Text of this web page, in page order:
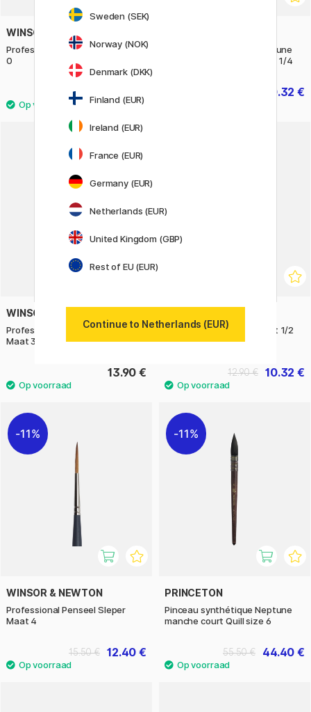
WINSOR & NEWTON
Professional Penseel Rond Maat
0
Pinceau synthétique Neptune
manche court Dagger size 1/4
10.32 €
WINSOR & NEWTON
Professional Penseel Sleper
Maat 3
13.90 €
Cotman Penseel 666 Maat 1/2
10.32 €
12.90 €
11%
WINSOR & NEWTON
Professional Penseel Sleper
Maat 4
12.40 €
15.50 €
11%
PRINCETON
Pinceau synthétique Neptune
manche court Quill size 6
44.40 €
55.50 €
Sweden (SEK)
Norway (NOK)
Denmark (DKK)
Finland (EUR)
Ireland (EUR)
France (EUR)
Germany (EUR)
Netherlands (EUR)
United Kingdom (GBP)
Rest of EU (EUR)
Continue to Netherlands (EUR)